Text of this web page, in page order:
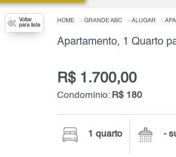
Voltar
para lista
HOME GRANDE ABC ALUGAR
Apartamento, 1 Quarto
R$ 1.700,00
Condomínio: R$ 180
1 quarto -